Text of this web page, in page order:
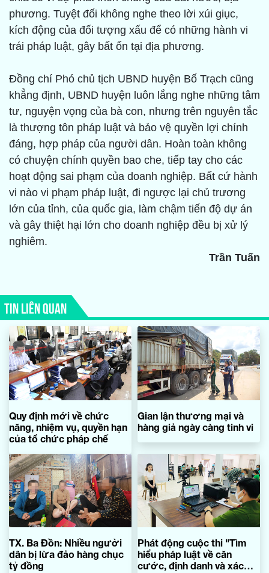
phương. Tuyệt đối không nghe theo lời xúi giục,
kích động của đối tượng xấu để có những hành vi
trái pháp luật, gây bất ổn tại địa phương.
Đồng chí Phó chủ tịch UBND huyện Bố Trạch cũng
khẳng định, UBND huyện luôn lắng nghe những tâm
tư, nguyện vọng của bà con, nhưng trên nguyên tắc
là thượng tôn pháp luật và bảo vệ quyền lợi chính
đáng, hợp pháp của người dân. Hoàn toàn không
có chuyện chính quyền bao che, tiếp tay cho các
hoạt động sai phạm của doanh nghiệp. Bất cứ hành
vi nào vi phạm pháp luật, đi ngược lại chủ trương
lớn của tỉnh, của quốc gia, làm chậm tiến độ dự án
và gây thiệt hại lớn cho doanh nghiệp đều bị xử lý
nghiêm.
Trần Tuấn
TIN LIÊN QUAN
Quy định mới về chức
năng, nhiệm vụ, quyền hạn
của tổ chức pháp chế
Gian lận thương mại và
hàng giả ngày càng tinh vi
TX. Ba Đồn: Nhiều người
dân bị lừa đảo hàng chục
tỷ đồng
Phát động cuộc thi "Tìm
hiểu pháp luật về căn
cước, định danh và xác